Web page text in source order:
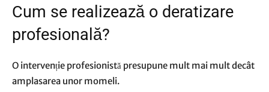
Cum se realizează o deratizare
profesională?
O intervenție profesionistă presupune mult mai mult decât
amplasarea unor momeli.